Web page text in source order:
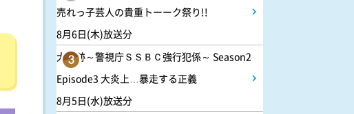
深夜 3:17
イベレコ
深夜 3:30
秘湯ロマン
売れっ子芸人の貴重トーーク祭り!!
8月6日(木)放送分
3
大追跡～警視庁ＳＳＢＣ強行犯係～ Season2
Episode3 大炎上…暴走する正義
8月5日(水)放送分